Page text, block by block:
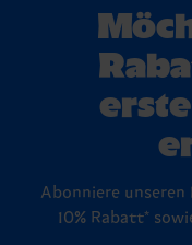
Abonniere unseren
10% Rabatt*